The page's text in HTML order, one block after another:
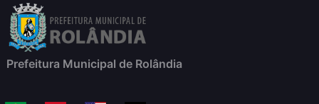
Prefeitura Municipal de Rolândia